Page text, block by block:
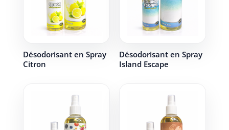
Désodorisant en Spray
Citron
Désodorisant en Spray
Island Escape